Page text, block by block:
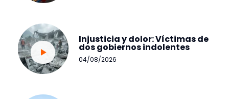
Injusticia y dolor: Víctimas de
dos gobiernos indolentes
04/08/2026